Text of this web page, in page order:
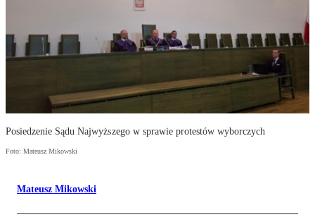
Posiedzenie Sądu Najwyższego w sprawie protestów wyborczych
Foto: Mateusz Mikowski
Mateusz Mikowski